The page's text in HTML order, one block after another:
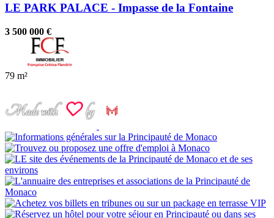
LE PARK PALACE - Impasse de la Fontaine
3 500 000 €
79 m²